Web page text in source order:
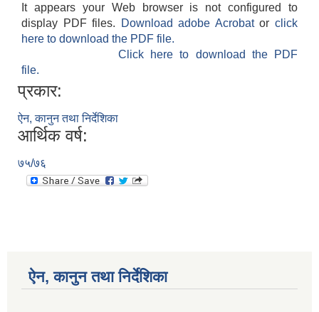
It appears your Web browser is not configured to
display PDF files.
Download adobe Acrobatorclick
here to download the PDF file.
Click here to download the PDF
file.
प्रकार:
ऐन, कानुन तथा निर्देशिका
आर्थिक वर्ष:
७५/७६
ऐन, कानुन तथा निर्देशिका